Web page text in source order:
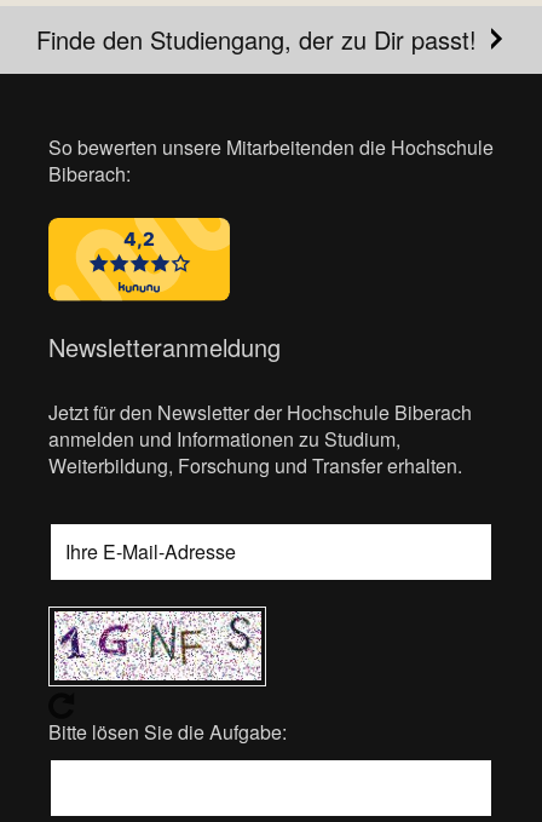
Finde den Studiengang, der zu Dir passt!
So bewerten unsere Mitarbeitenden die Hochschule
Biberach:
Newsletteranmeldung
Jetzt für den Newsletter der Hochschule Biberach
anmelden und Informationen zu Studium,
Weiterbildung, Forschung und Transfer erhalten.
Bitte lösen Sie die Aufgabe: